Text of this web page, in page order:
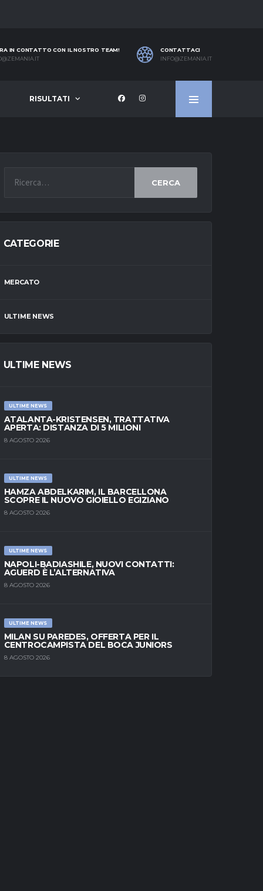
IN CONTATTO CON IL NOSTRO TEAM!
CONTATTACI
INFO@ZEMANIA.IT
RISULTATI
CERCA
CATEGORIE
MERCATO
ULTIME NEWS
ULTIME NEWS
ULTIME NEWS
ATALANTA-KRISTENSEN, TRATTATIVA
APERTA: DISTANZA DI 5 MILIONI
8 AGOSTO 2026
ULTIME NEWS
HAMZA ABDELKARIM, IL BARCELLONA
SCOPRE IL NUOVO GIOIELLO EGIZIANO
8 AGOSTO 2026
ULTIME NEWS
NAPOLI-BADIASHILE, NUOVI CONTATTI:
AGUERD È L’ALTERNATIVA
8 AGOSTO 2026
ULTIME NEWS
MILAN SU PAREDES, OFFERTA PER IL
CENTROCAMPISTA DEL BOCA JUNIORS
8 AGOSTO 2026